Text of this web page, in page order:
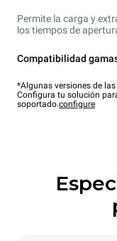
Permite la carga y
los tiempos de
Compatibilidad
*Algunas versiones de
Configura tu solución
soportado.configure